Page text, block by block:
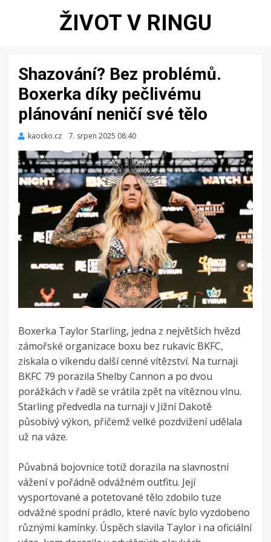
ŽIVOT V RINGU
Shazování? Bez problémů.
Boxerka díky pečlivému
plánování neničí své tělo
kaocko.cz
Zveřejněno
7. srpen 2025 08:40
Boxerka Taylor Starling, jedna z největších hvězd
zámořské organizace boxu bez rukavic BKFC,
získala o víkendu další cenné vítězství. Na turnaji
BKFC 79 porazila Shelby Cannon a po dvou
porážkách v řadě se vrátila zpět na vítěznou vlnu.
Starling předvedla na turnaji v Jižní Dakotě
působivý výkon, přičemž velké pozdvižení udělala
už na váze.
Půvabná bojovnice totiž dorazila na slavnostní
vážení v pořádně odvážném outfitu. Její
vysportované a potetované tělo zdobilo tuze
odvážné spodní prádlo, které navíc bylo vyzdobeno
různými kamínky. Úspěch slavila Taylor i na oficiální